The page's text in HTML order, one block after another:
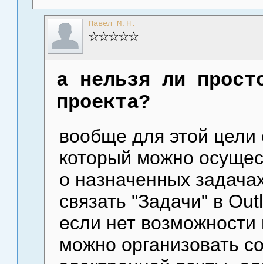
Павел М.Н.
а нельзя ли
проекта?
вообще для этой цели
который можно
о назначенных
связать "Задачи" в
если нет возможности
можно организовать